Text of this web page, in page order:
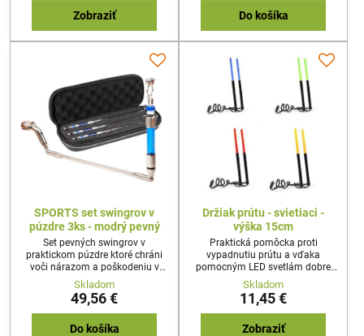
Zobraziť Do košíka
SPORTS set swingrov v
púzdre 3ks - modrý pevný
Set pevných swingrov v
praktickom púzdre ktoré chráni
voči nárazom a poškodeniu v
modrej farbe. Balenie obsahuje
3ks.
Skladom
49,56 €
Do košíka
Držiak prútu - svietiaci -
výška 15cm
Praktická pomôcka proti
vypadnutiu prútu a vďaka
pomocným LED svetlám dobre
viditeľná aj v noci. Prispôsobené
na štandardné alarmy vybavené
pre zapojenie elektrického
konektoru. Výška tyčiek 15cm a
svietiaca časť až 6,5cm.
Skladom
11,45 €
Zobraziť